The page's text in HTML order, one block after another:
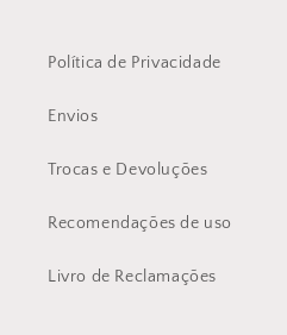
Política de Privacidade
Envios
Trocas e Devoluções
Recomendações de uso
Livro de Reclamações